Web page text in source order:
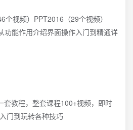
视频）PPT2016（29个视频）
功能作用介绍界面操作入门到精通详
套教程，整套课程100+视频，即时
门到玩转各种技巧